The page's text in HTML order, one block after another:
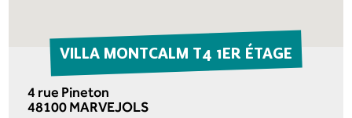
VILLA MONTCALM T4 1ER ÉTAGE
4 rue Pineton
48100 MARVEJOLS